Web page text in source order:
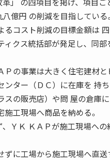
億円 の削減を目指している。
コスト削減の目標金額は 四
クス統括部が発足し、同
の事業は大きく住宅建材と
ター（ＤＣ）に在庫を 持
の販売店）や問 屋の倉庫に
工現場へ商品を納める。
ＹＫ ＫＡＰが施工現場へ
に工場から施工現場へ直送